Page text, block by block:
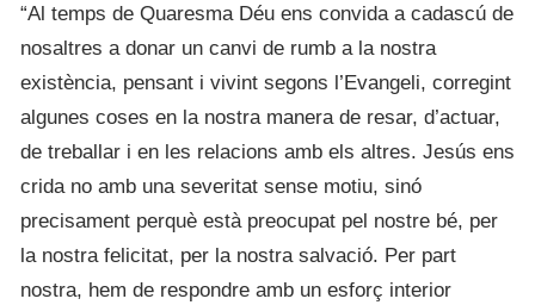
“Al temps de Quaresma Déu ens convida a cadascú de
nosaltres a donar un canvi de rumb a la nostra
existència, pensant i vivint segons l’Evangeli, corregint
algunes coses en la nostra manera de resar, d’actuar,
de treballar i en les relacions amb els altres. Jesús ens
crida no amb una severitat sense motiu, sinó
precisament perquè està preocupat pel nostre bé, per
la nostra felicitat, per la nostra salvació. Per part
nostra, hem de respondre amb un esforç interior